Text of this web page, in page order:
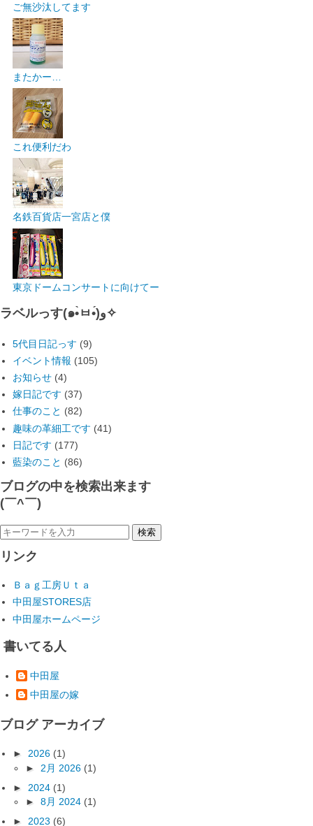
ご無沙汰してます
またかー…
これ便利だわ
名鉄百貨店一宮店と僕
東京ドームコンサートに向けてー
ラベルっす(๑•̀ㅂ•́)و✧
5代目日記っす (9)
イベント情報 (105)
お知らせ (4)
嫁日記です (37)
仕事のこと (82)
趣味の革細工です (41)
日記です (177)
藍染のこと (86)
ブログの中を検索出来ます
(￣^￣)ゞ
リンク
Ｂａｇ工房Ｕｔａ
中田屋STORES店
中田屋ホームページ
書いてる人
中田屋
中田屋の嫁
ブログ アーカイブ
► 2026 (1)
► 2月 2026 (1)
► 2024 (1)
► 8月 2024 (1)
► 2023 (6)